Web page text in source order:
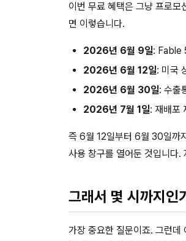
이번 무료 혜택은 그냥 프로모
면 이렇습니다.
2026년 6월 9일: Fable
2026년 6월 12일: 미국
2026년 6월 30일: 수출
2026년 7월 1일: 재배포
즉 6월 12일부터 6월 30일까
사용 창구를 열어둔 것입니다
그래서 몇 시까지인
가장 중요한 질문이죠. 그런데